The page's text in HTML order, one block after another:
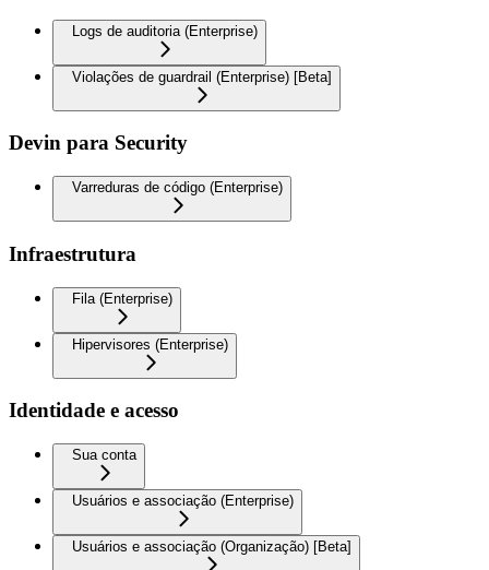
Logs de auditoria (Enterprise)
Violações de guardrail (Enterprise) [Beta]
Devin para Security
Varreduras de código (Enterprise)
Infraestrutura
Fila (Enterprise)
Hipervisores (Enterprise)
Identidade e acesso
Sua conta
Usuários e associação (Enterprise)
Usuários e associação (Organização) [Beta]